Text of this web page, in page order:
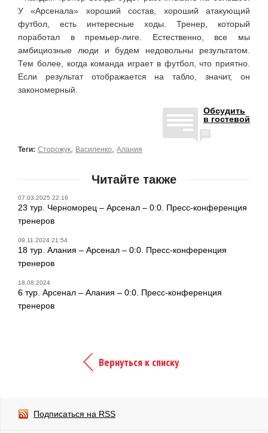
У «Арсенала» хороший состав, хороший атакующий
футбол, есть интересные ходы. Тренер, который
поработал в премьер-лиге. Естественно, все мы
амбициозные люди и будем недовольны результатом.
Тем более, когда команда играет в футбол, что приятно.
Если результат отображается на табло, значит, он
закономерный.
Обсудить
в гостевой
Теги: Сторожук Василенко Алания
Читайте также
07.03.2025 22:16
23 тур. Черноморец – Арсенал – 0:0. Пресс-конференция
тренеров
09.11.2024 21:54
18 тур. Алания – Арсенал – 0:0. Пресс-конференция
тренеров
18.08.2024
6 тур. Арсенал – Алания – 0:0. Пресс-конференция
тренеров
Вернуться к списку
Подписаться на RSS